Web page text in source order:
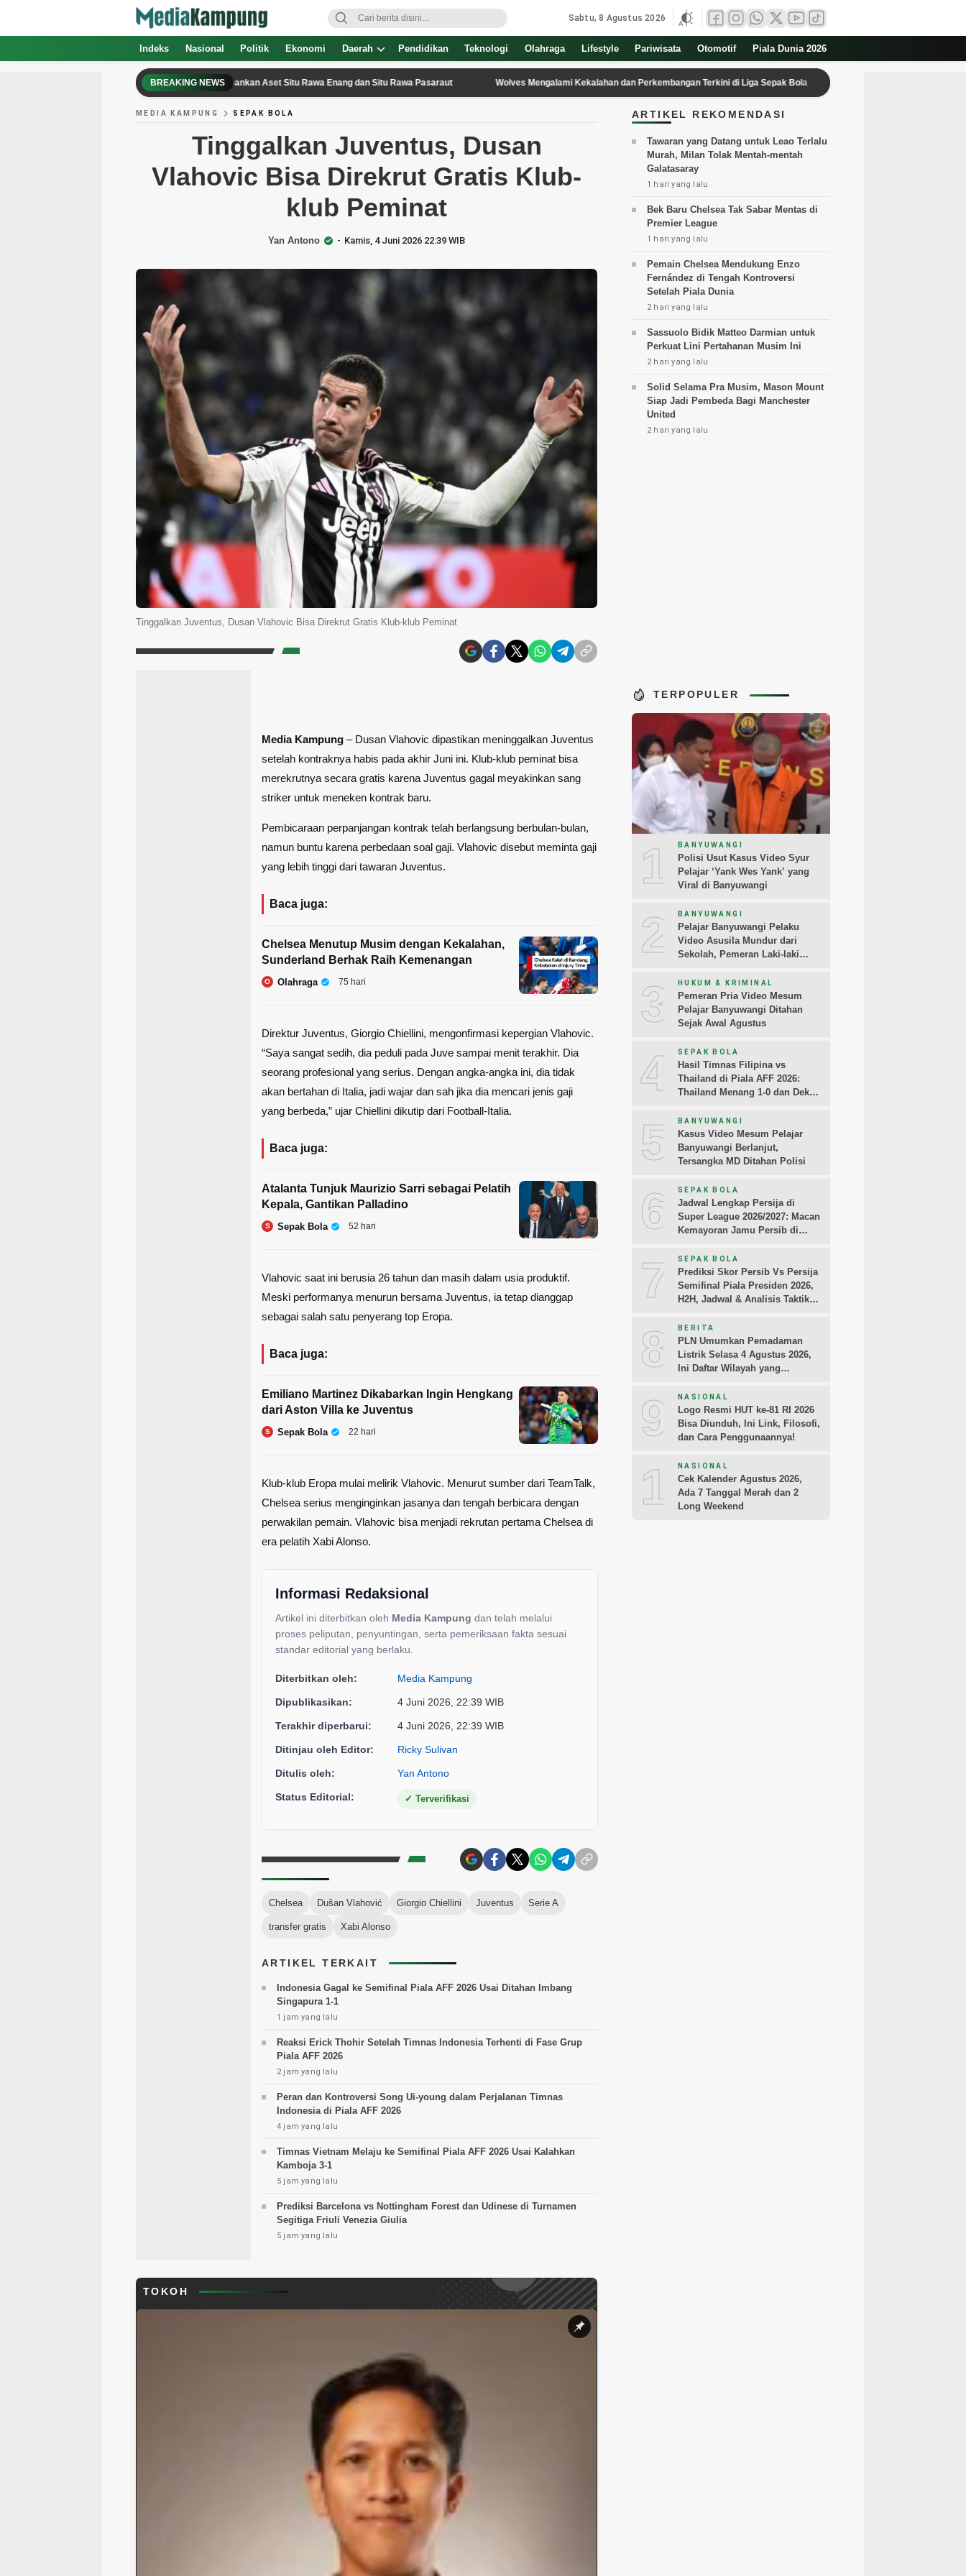
Sabtu, 8 Agustus 2026
Indeks Nasional Politik Ekonomi Daerah Pendidikan Teknologi Olahraga Lifestyle Pariwisata Otomotif Piala Dunia 2026
BREAKING NEWS
Pemprov Banten Gandeng Kejati untuk Amankan Aset Situ Rawa Enang dan Situ Rawa Pasaraut Wolves Mengalami Kekalahan dan Perkembangan Terkini di Liga Sepak Bola Yang Terbakar di Gedung Bapenda DKI
MEDIA KAMPUNG SEPAK BOLA
Tinggalkan Juventus, Dusan
Vlahovic Bisa Direkrut Gratis Klub-
klub Peminat
Yan Antono Kamis, 4 Juni 2026 22:39 WIB
Tinggalkan Juventus, Dusan Vlahovic Bisa Direkrut Gratis Klub-klub Peminat
Media Kampung – Dusan Vlahovic dipastikan meninggalkan Juventus
setelah kontraknya habis pada akhir Juni ini. Klub-klub peminat bisa
merekrutnya secara gratis karena Juventus gagal meyakinkan sang
striker untuk meneken kontrak baru.
Pembicaraan perpanjangan kontrak telah berlangsung berbulan-bulan,
namun buntu karena perbedaan soal gaji. Vlahovic disebut meminta gaji
yang lebih tinggi dari tawaran Juventus.
Baca juga:
Chelsea Menutup Musim dengan Kekalahan,
Sunderland Berhak Raih Kemenangan
O Olahraga 75 hari
Direktur Juventus, Giorgio Chiellini, mengonfirmasi kepergian Vlahovic.
“Saya sangat sedih, dia peduli pada Juve sampai menit terakhir. Dia
seorang profesional yang serius. Dengan angka-angka ini, dia tidak
akan bertahan di Italia, jadi wajar dan sah jika dia mencari jenis gaji
yang berbeda,” ujar Chiellini dikutip dari Football-Italia.
Baca juga:
Atalanta Tunjuk Maurizio Sarri sebagai Pelatih
Kepala, Gantikan Palladino
S Sepak Bola 52 hari
Vlahovic saat ini berusia 26 tahun dan masih dalam usia produktif.
Meski performanya menurun bersama Juventus, ia tetap dianggap
sebagai salah satu penyerang top Eropa.
Baca juga:
Emiliano Martinez Dikabarkan Ingin Hengkang
dari Aston Villa ke Juventus
S Sepak Bola 22 hari
Klub-klub Eropa mulai melirik Vlahovic. Menurut sumber dari TeamTalk,
Chelsea serius menginginkan jasanya dan tengah berbicara dengan
perwakilan pemain. Vlahovic bisa menjadi rekrutan pertama Chelsea di
era pelatih Xabi Alonso.
Informasi Redaksional
Artikel ini diterbitkan oleh Media Kampung dan telah melalui
proses peliputan, penyuntingan, serta pemeriksaan fakta sesuai
standar editorial yang berlaku.
Diterbitkan oleh: Media Kampung
Dipublikasikan: 4 Juni 2026, 22:39 WIB
Terakhir diperbarui: 4 Juni 2026, 22:39 WIB
Ditinjau oleh Editor: Ricky Sulivan
Ditulis oleh: Yan Antono
Status Editorial: ✓ Terverifikasi
Chelsea Dušan Vlahović Giorgio Chiellini Juventus Serie A
transfer gratis Xabi Alonso
ARTIKEL TERKAIT
Indonesia Gagal ke Semifinal Piala AFF 2026 Usai Ditahan Imbang
Singapura 1-1
1 jam yang lalu
Reaksi Erick Thohir Setelah Timnas Indonesia Terhenti di Fase Grup
Piala AFF 2026
2 jam yang lalu
Peran dan Kontroversi Song Ui-young dalam Perjalanan Timnas
Indonesia di Piala AFF 2026
4 jam yang lalu
Timnas Vietnam Melaju ke Semifinal Piala AFF 2026 Usai Kalahkan
Kamboja 3-1
5 jam yang lalu
Prediksi Barcelona vs Nottingham Forest dan Udinese di Turnamen
Segitiga Friuli Venezia Giulia
5 jam yang lalu
TOKOH
ARTIKEL REKOMENDASI
Tawaran yang Datang untuk Leao Terlalu
Murah, Milan Tolak Mentah-mentah
Galatasaray
1 hari yang lalu
Bek Baru Chelsea Tak Sabar Mentas di
Premier League
1 hari yang lalu
Pemain Chelsea Mendukung Enzo
Fernández di Tengah Kontroversi
Setelah Piala Dunia
2 hari yang lalu
Sassuolo Bidik Matteo Darmian untuk
Perkuat Lini Pertahanan Musim Ini
2 hari yang lalu
Solid Selama Pra Musim, Mason Mount
Siap Jadi Pembeda Bagi Manchester
United
2 hari yang lalu
TERPOPULER
1 BANYUWANGI
Polisi Usut Kasus Video Syur
Pelajar ‘Yank Wes Yank’ yang
Viral di Banyuwangi
2 BANYUWANGI
Pelajar Banyuwangi Pelaku
Video Asusila Mundur dari
Sekolah, Pemeran Laki-laki
3 HUKUM & KRIMINAL
Pemeran Pria Video Mesum
Pelajar Banyuwangi Ditahan
Sejak Awal Agustus
4 SEPAK BOLA
Hasil Timnas Filipina vs
Thailand di Piala AFF 2026:
Thailand Menang 1-0 dan Dekati
5 BANYUWANGI
Kasus Video Mesum Pelajar
Banyuwangi Berlanjut,
Tersangka MD Ditahan Polisi
6 SEPAK BOLA
Jadwal Lengkap Persija di
Super League 2026/2027: Macan
Kemayoran Jamu Persib di
7 SEPAK BOLA
Prediksi Skor Persib Vs Persija
Semifinal Piala Presiden 2026,
H2H, Jadwal & Analisis Taktik
8 BERITA
PLN Umumkan Pemadaman
Listrik Selasa 4 Agustus 2026,
Ini Daftar Wilayah yang
9 NASIONAL
Logo Resmi HUT ke-81 RI 2026
Bisa Diunduh, Ini Link, Filosofi,
dan Cara Penggunaannya!
10NASIONAL
Cek Kalender Agustus 2026,
Ada 7 Tanggal Merah dan 2
Long Weekend